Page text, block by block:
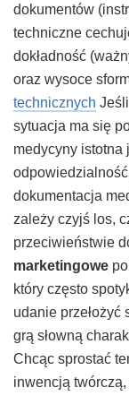
dokumentów
techniczne
dokładność
oraz wysoce
technicznych
sytuacja ma się
medycyny istotna
dokumentacja
zależy czyjś los,
przeciwieństwie
marketingowe
który często
udanie
grą słowną
Chcąc sprostać
inwencją